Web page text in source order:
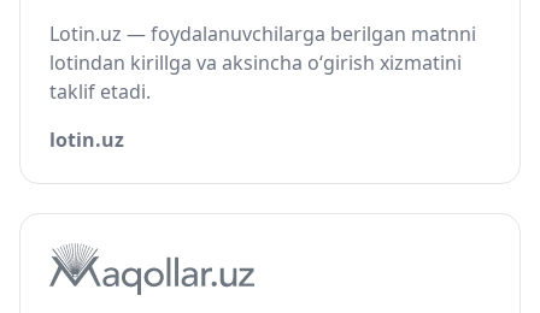
Lotin.uz — foydalanuvchilarga berilgan matnni
lotindan kirillga va aksincha o‘girish xizmatini
taklif etadi.
lotin.uz